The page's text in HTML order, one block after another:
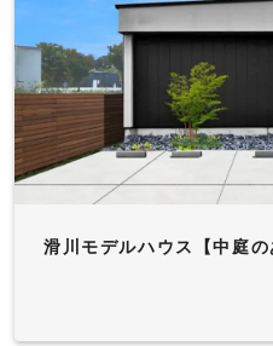
滑川モデルハウス【中庭の